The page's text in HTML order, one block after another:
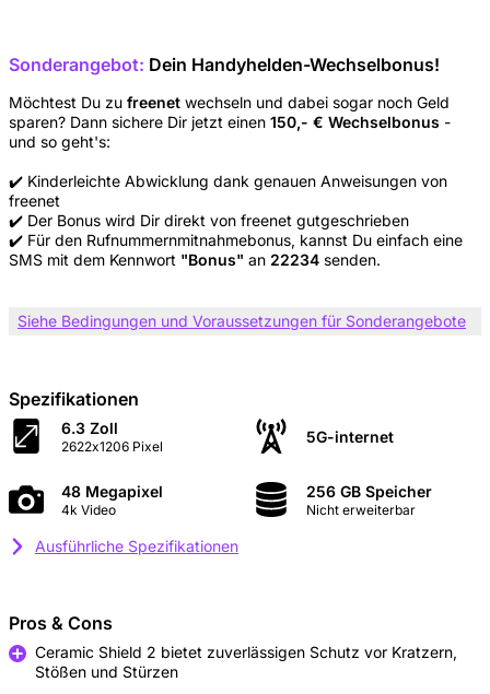
Sonderangebot: Dein Handyhelden-Wechselbonus!
Möchtest Du zu freenet wechseln und dabei sogar noch Geld
sparen? Dann sichere Dir jetzt einen 150,- € Wechselbonus -
und so geht's:
✔️ Kinderleichte Abwicklung dank genauen Anweisungen von
freenet
✔️ Der Bonus wird Dir direkt von freenet gutgeschrieben
✔️ Für den Rufnummernmitnahmebonus, kannst Du einfach eine
SMS mit dem Kennwort "Bonus" an 22234 senden.
Siehe Bedingungen und Voraussetzungen für Sonderangebote
Spezifikationen
6.3 Zoll
2622x1206 Pixel
5G-internet
48 Megapixel
4k Video
256 GB Speicher
Nicht erweiterbar
Ausführliche Spezifikationen
Pros & Cons
Ceramic Shield 2 bietet zuverlässigen Schutz vor Kratzern,
Stößen und Stürzen